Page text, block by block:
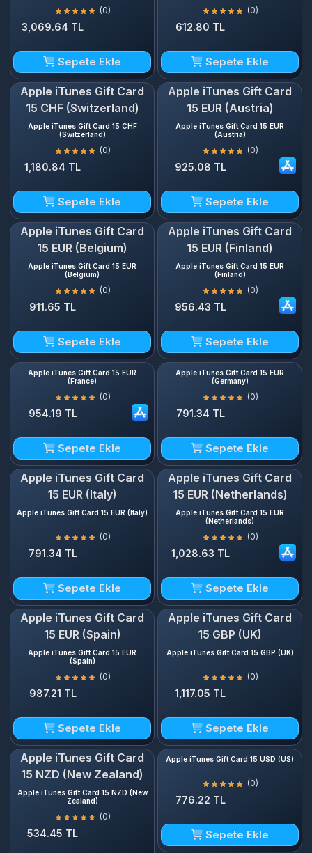
(0)
3,069.64 TL
Sepete Ekle
(0)
612.80 TL
Sepete Ekle
Apple iTunes Gift Card
15 CHF (Switzerland)
Apple iTunes Gift Card 15 CHF
(Switzerland)
(0)
1,180.84 TL
Sepete Ekle
Apple iTunes Gift Card
15 EUR (Austria)
Apple iTunes Gift Card 15 EUR
(Austria)
(0)
925.08 TL
Sepete Ekle
Apple iTunes Gift Card
15 EUR (Belgium)
Apple iTunes Gift Card 15 EUR
(Belgium)
(0)
911.65 TL
Sepete Ekle
Apple iTunes Gift Card
15 EUR (Finland)
Apple iTunes Gift Card 15 EUR
(Finland)
(0)
956.43 TL
Sepete Ekle
Apple iTunes Gift Card 15 EUR
(France)
(0)
954.19 TL
Sepete Ekle
Apple iTunes Gift Card ‎15 EUR
(Germany)
(0)
791.34 TL
Sepete Ekle
Apple iTunes Gift Card
15 EUR (Italy)
Apple iTunes Gift Card 15 EUR (Italy)
(0)
791.34 TL
Sepete Ekle
Apple iTunes Gift Card
15 EUR (Netherlands)
Apple iTunes Gift Card 15 EUR
(Netherlands)
(0)
1,028.63 TL
Sepete Ekle
Apple iTunes Gift Card
15 EUR (Spain)
Apple iTunes Gift Card 15 EUR
(Spain)
(0)
987.21 TL
Sepete Ekle
Apple iTunes Gift Card
15 GBP (UK)
Apple iTunes Gift Card 15 GBP (UK)
(0)
1,117.05 TL
Sepete Ekle
Apple iTunes Gift Card
15 NZD (New Zealand)
Apple iTunes Gift Card 15 NZD (New
Zealand)
(0)
534.45 TL
Apple iTunes Gift Card 15 USD (US)
(0)
776.22 TL
Sepete Ekle